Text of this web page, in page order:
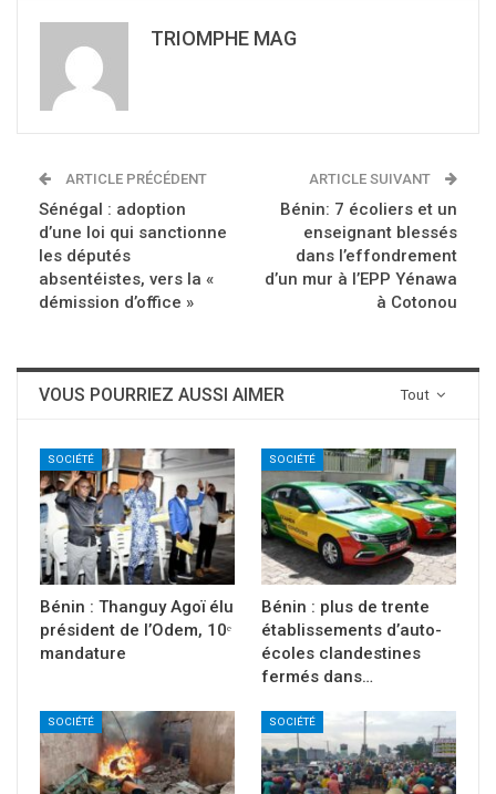
TRIOMPHE MAG
ARTICLE PRÉCÉDENT
Sénégal : adoption
d’une loi qui sanctionne
les députés
absentéistes, vers la «
démission d’office »
ARTICLE SUIVANT
Bénin: 7 écoliers et un
enseignant blessés
dans l’effondrement
d’un mur à l’EPP Yénawa
à Cotonou
Tout
VOUS POURRIEZ AUSSI AIMER
SOCIÉTÉ
Bénin : Thanguy Agoï élu
président de l’Odem, 10ᵉ
mandature
SOCIÉTÉ
Bénin : plus de trente
établissements d’auto-
écoles clandestines
fermés dans…
SOCIÉTÉ SOCIÉTÉ